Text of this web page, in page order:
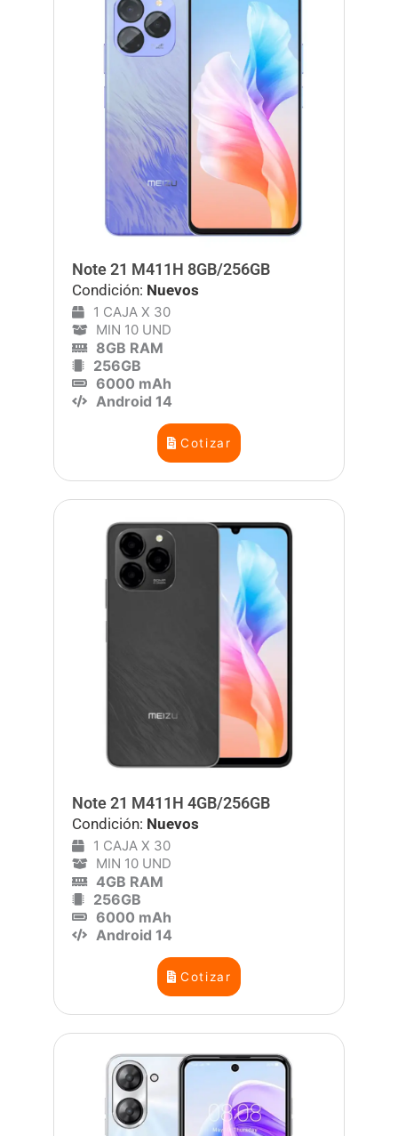
Note 21 M411H 8GB/256GB
Condición: Nuevos
1 CAJA X 30
MIN 10 UND
8GB RAM
256GB
6000 mAh
Android 14
Cotizar
Note 21 M411H 4GB/256GB
Condición: Nuevos
1 CAJA X 30
MIN 10 UND
4GB RAM
256GB
6000 mAh
Android 14
Cotizar